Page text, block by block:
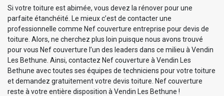
Si votre toiture est abimée, vous devez la rénover pour une
parfaite étanchéité. Le mieux c’est de contacter une
professionnelle comme Nef couverture entreprise pour devis de
toiture. Alors, ne cherchez plus loin puisque nous avons trouvé
pour vous Nef couverture l’un des leaders dans ce milieu à Vendin
Les Bethune. Ainsi, contactez Nef couverture à Vendin Les
Bethune avec toutes ses équipes de techniciens pour votre toiture
et demandez gratuitement votre devis toiture. Nef couverture
reste à votre entière disposition à Vendin Les Bethune !